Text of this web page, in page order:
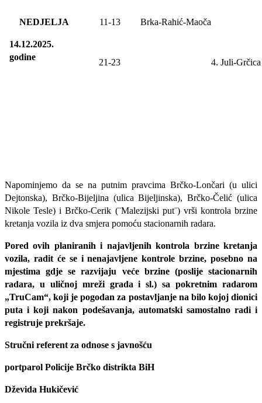
NEDJELJA
14.12.2025.
godine
11-13 Brka-Rahić-Maoča
21-23 4. Juli-Grčica
Napominjemo da se na putnim pravcima Brčko-Lončari (u ulici
Dejtonska), Brčko-Bijeljina (ulica Bijeljinska), Brčko-Čelić (ulica
Nikole Tesle) i Brčko-Cerik (¨Malezijski put¨) vrši kontrola brzine
kretanja vozila iz dva smjera pomoću stacionarnih radara.
Pored ovih planiranih i najavljenih kontrola brzine kretanja
vozila, radit će se i nenajavljene kontrole brzine, posebno na
mjestima gdje se razvijaju veće brzine (poslije stacionarnih
radara, u uličnoj mreži grada i sl.) sa pokretnim radarom
„TruCam“, koji je pogodan za postavljanje na bilo kojoj dionici
puta i koji nakon podešavanja, automatski samostalno radi i
registruje prekršaje.
Stručni referent za odnose s javnošću
portparol Policije Brčko distrikta BiH
Dževida Hukičević